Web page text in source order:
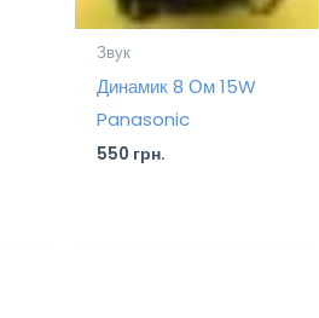
Звук
Динамик 8 Ом 15W
Panasonic
550 грн.